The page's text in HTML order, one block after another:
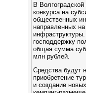
В
конкурса на
общественных
направленных на
господдержку
общая сумма
млн рублей.
Средства будут
приобретение
и создание